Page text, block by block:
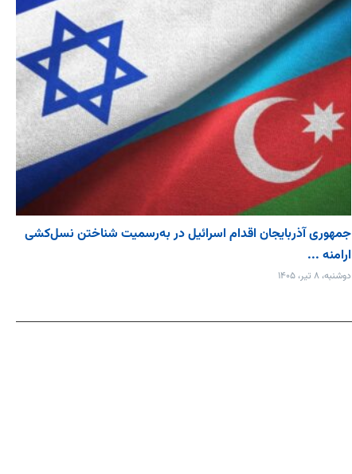
جمهوری آذربایجان اقدام اسرائیل در به‌رسمیت شناختن نسل‌کشی
ارامنه ...
دوشنبه، ۸ تیر، ۱۴۰۵